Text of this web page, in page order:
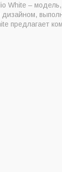
White –
предлагает